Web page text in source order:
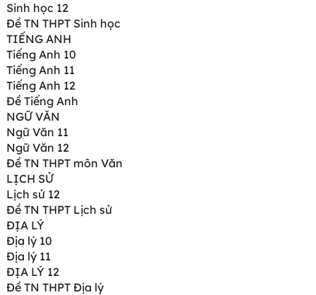
Sinh học 12
Đề TN THPT Sinh học
TIẾNG ANH
Tiếng Anh 10
Tiếng Anh 11
Tiếng Anh 12
Đề Tiếng Anh
NGỮ VĂN
Ngữ Văn 11
Ngữ Văn 12
Đề TN THPT môn Văn
LỊCH SỬ
Lịch sử 12
Đề TN THPT Lịch sử
ĐỊA LÝ
Địa lý 10
Địa lý 11
ĐỊA LÝ 12
Đề TN THPT Địa lý